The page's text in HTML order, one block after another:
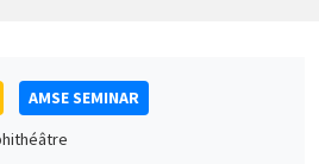
AMSE SEMINAR